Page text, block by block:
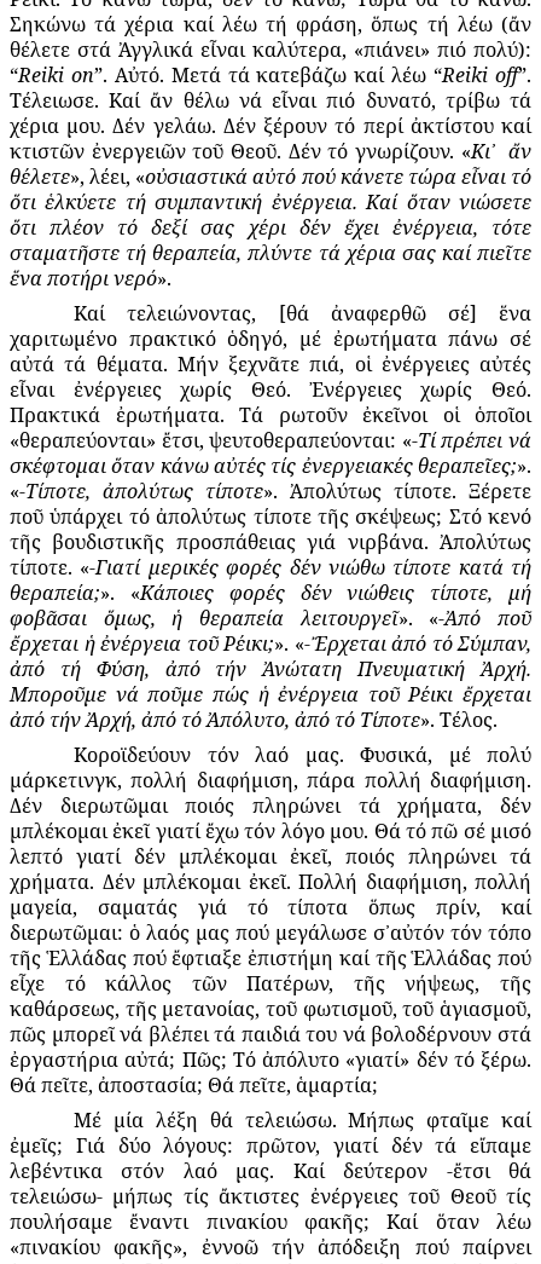
Σηκώνω τά χέρια καί λέω τή φράση, ὅπως τή λέω (ἄν
θέλετε στά Ἀγγλικά εἶναι καλύτερα, «πιάνει» πιό πολύ):
“Reiki on”. Αὐτό. Μετά τά κατεβάζω καί λέω “Reiki off”.
Τέλειωσε. Καί ἄν θέλω νά εἶναι πιό δυνατό, τρίβω τά
χέρια μου. Δέν γελάω. Δέν ξέρουν τό περί ἀκτίστου καί
κτιστῶν ἐνεργειῶν τοῦ Θεοῦ. Δέν τό γνωρίζουν. «Κι᾿ ἄν
θέλετε», λέει, «οὐσιαστικά αὐτό πού κάνετε τώρα εἶναι τό
ὅτι ἑλκύετε τή συμπαντική ἐνέργεια. Καί ὅταν νιώσετε
ὅτι πλέον τό δεξί σας χέρι δέν ἔχει ἐνέργεια, τότε
σταματῆστε τή θεραπεία, πλύντε τά χέρια σας καί πιεῖτε
ἕνα ποτήρι νερό».
Καί τελειώνοντας, [θά ἀναφερθῶ σέ] ἕνα
χαριτωμένο πρακτικό ὁδηγό, μέ ἐρωτήματα πάνω σέ
αὐτά τά θέματα. Μήν ξεχνᾶτε πιά, οἱ ἐνέργειες αὐτές
εἶναι ἐνέργειες χωρίς Θεό. Ἐνέργειες χωρίς Θεό.
Πρακτικά ἐρωτήματα. Τά ρωτοῦν ἐκεῖνοι οἱ ὁποῖοι
«θεραπεύονται» ἔτσι, ψευτοθεραπεύονται: «-Τί πρέπει νά
σκέφτομαι ὅταν κάνω αὐτές τίς ἐνεργειακές θεραπεῖες;».
«-Τίποτε, ἀπολύτως τίποτε». Ἀπολύτως τίποτε. Ξέρετε
ποῦ ὑπάρχει τό ἀπολύτως τίποτε τῆς σκέψεως; Στό κενό
τῆς βουδιστικῆς προσπάθειας γιά νιρβάνα. Ἀπολύτως
τίποτε. «-Γιατί μερικές φορές δέν νιώθω τίποτε κατά τή
θεραπεία;». «Κάποιες φορές δέν νιώθεις τίποτε, μή
φοβᾶσαι ὅμως, ἡ θεραπεία λειτουργεῖ». «-Ἀπό ποῦ
ἔρχεται ἡ ἐνέργεια τοῦ Ρέικι;». «-Ἔρχεται ἀπό τό Σύμπαν,
ἀπό τή Φύση, ἀπό τήν Ἀνώτατη Πνευματική Ἀρχή.
Μποροῦμε νά ποῦμε πώς ἡ ἐνέργεια τοῦ Ρέικι ἔρχεται
ἀπό τήν Ἀρχή, ἀπό τό Ἀπόλυτο, ἀπό τό Τίποτε». Τέλος.
Κοροϊδεύουν τόν λαό μας. Φυσικά, μέ πολύ
μάρκετινγκ, πολλή διαφήμιση, πάρα πολλή διαφήμιση.
Δέν διερωτῶμαι ποιός πληρώνει τά χρήματα, δέν
μπλέκομαι ἐκεῖ γιατί ἔχω τόν λόγο μου. Θά τό πῶ σέ μισό
λεπτό γιατί δέν μπλέκομαι ἐκεῖ, ποιός πληρώνει τά
χρήματα. Δέν μπλέκομαι ἐκεῖ. Πολλή διαφήμιση, πολλή
μαγεία, σαματάς γιά τό τίποτα ὅπως πρίν, καί
διερωτῶμαι: ὁ λαός μας πού μεγάλωσε σ᾽αὐτόν τόν τόπο
τῆς Ἑλλάδας πού ἔφτιαξε ἐπιστήμη καί τῆς Ἑλλάδας πού
εἶχε τό κάλλος τῶν Πατέρων, τῆς νήψεως, τῆς
καθάρσεως, τῆς μετανοίας, τοῦ φωτισμοῦ, τοῦ ἁγιασμοῦ,
πῶς μπορεῖ νά βλέπει τά παιδιά του νά βολοδέρνουν στά
ἐργαστήρια αὐτά; Πῶς; Τό ἀπόλυτο «γιατί» δέν τό ξέρω.
Θά πεῖτε, ἀποστασία; Θά πεῖτε, ἁμαρτία;
Μέ μία λέξη θά τελειώσω. Μήπως φταῖμε καί
ἐμεῖς; Γιά δύο λόγους: πρῶτον, γιατί δέν τά εἴπαμε
λεβέντικα στόν λαό μας. Καί δεύτερον -ἔτσι θά
τελειώσω- μήπως τίς ἄκτιστες ἐνέργειες τοῦ Θεοῦ τίς
πουλήσαμε ἔναντι πινακίου φακῆς; Καί ὅταν λέω
«πινακίου φακῆς», ἐννοῶ τήν ἀπόδειξη πού παίρνει